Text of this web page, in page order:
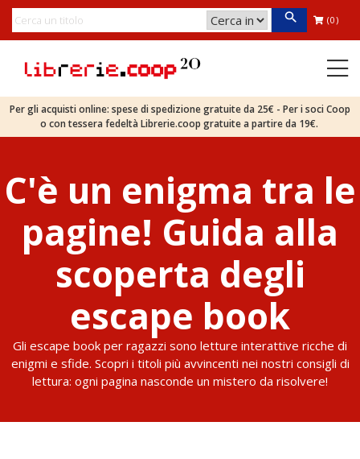
(0)
Per gli acquisti online: spese di spedizione gratuite da 25€ - Per i soci Coop
o con tessera fedeltà Librerie.coop gratuite a partire da 19€.
C'è un enigma tra le
pagine! Guida alla
scoperta degli
escape book
Gli escape book per ragazzi sono letture interattive ricche di
enigmi e sfide. Scopri i titoli più avvincenti nei nostri consigli di
lettura: ogni pagina nasconde un mistero da risolvere!